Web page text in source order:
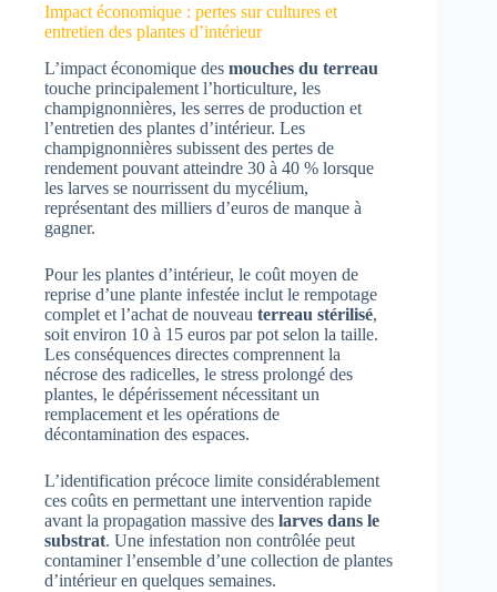
Impact économique : pertes sur cultures et
entretien des plantes d’intérieur
L’impact économique des mouches du terreau
touche principalement l’horticulture, les
champignonnières, les serres de production et
l’entretien des plantes d’intérieur. Les
champignonnières subissent des pertes de
rendement pouvant atteindre 30 à 40 % lorsque
les larves se nourrissent du mycélium,
représentant des milliers d’euros de manque à
gagner.
Pour les plantes d’intérieur, le coût moyen de
reprise d’une plante infestée inclut le rempotage
complet et l’achat de nouveau terreau stérilisé,
soit environ 10 à 15 euros par pot selon la taille.
Les conséquences directes comprennent la
nécrose des radicelles, le stress prolongé des
plantes, le dépérissement nécessitant un
remplacement et les opérations de
décontamination des espaces.
L’identification précoce limite considérablement
ces coûts en permettant une intervention rapide
avant la propagation massive des larves dans le
substrat. Une infestation non contrôlée peut
contaminer l’ensemble d’une collection de plantes
d’intérieur en quelques semaines.